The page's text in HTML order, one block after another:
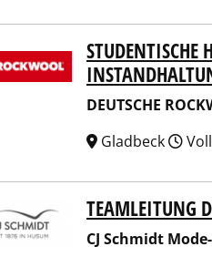
ROCKWOOL GmbH &
DEUTSCHE
Gladbeck
Mode- und Sporthaus
TEAMLEITUNG
CJ Schmidt